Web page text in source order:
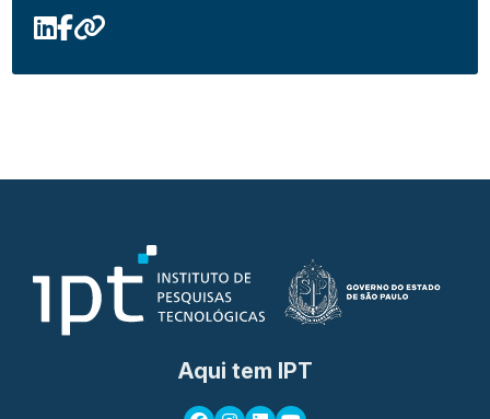
Aqui tem IPT